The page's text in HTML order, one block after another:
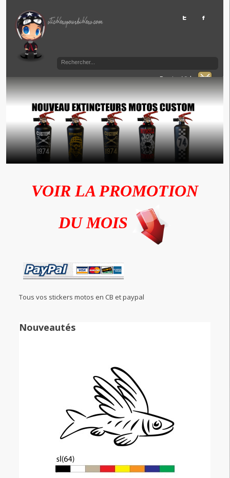
Panier Vide
VOIR LA PROMOTION
DU MOIS
Tous vos stickers motos en CB et paypal
Nouveautés